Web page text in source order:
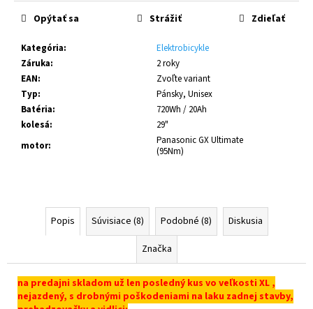
cena:
Kategória:
Elektrobicykle
Záruka:
2 roky
EAN:
Zvoľte variant
Typ:
Pánsky, Unisex
Batéria:
720Wh / 20Ah
kolesá:
29"
motor:
Panasonic GX Ultimate
(95Nm)
Opýtať sa Strážiť Zdieľať
Popis Súvisiace (8) Podobné (8)
Diskusia
Značka
na predajni skladom už len posledný kus vo veľkosti XL ,
nejazdený, s drobnými poškodeniami na laku zadnej stavby,